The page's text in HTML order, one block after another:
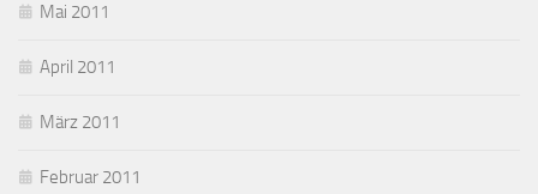
Mai 2011
April 2011
März 2011
Februar 2011